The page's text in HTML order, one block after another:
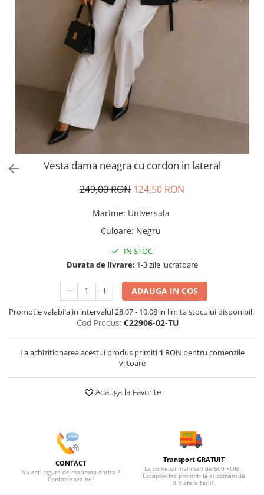
Tricouri si topuri
Rochii de eveniment
Vesta dama neagra cu cordon in lateral
249,00 RON 124,50 RON
Marime: Universala
Culoare: Negru
IN STOC
Durata de livrare: 1-3 zile lucratoare
ADAUGA IN COS
Promotie valabila in intervalul 28.07 - 10.08 in limita stocului disponibil.
Cod Produs: C22906-02-TU
La achizitionarea acestui produs primiti 1 RON pentru comenzile
viitoare
Adauga la Favorite
CONTACT
Nu esti sigura de marimea dorita ?
Contacteaza-ne!
Transport GRATUIT
La comenzi mai mari de 500 RON !
Exceptie fac promotiile si comenzile
din afara tarii!!